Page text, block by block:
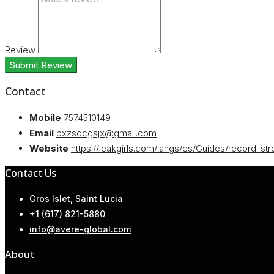
Review
Submit Review
Contact
Mobile 7574510149
Email bxzsdcgsjx@gmail.com
Website https://leakgirls.com/langs/es/Guides/record-
Contact Us
Gros Islet, Saint Lucia
+1 (617) 821-5880
info@avere-global.com
About